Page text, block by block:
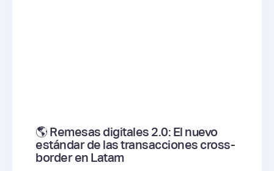
🌎 Remesas digitales 2.0: El nuevo
estándar de las transacciones cross-
border en Latam